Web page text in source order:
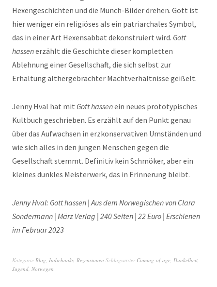
Hexengeschichten und die Munch-Bilder drehen. Gott ist
hier weniger ein religiöses als ein patriarchales Symbol,
das in einer Art Hexensabbat dekonstruiert wird. Gott
hassenerzählt die Geschichte dieser kompletten
Ablehnung einer Gesellschaft, die sich selbst zur
Erhaltung althergebrachter Machtverhältnisse geißelt.
Jenny Hval hat mit Gott hassenein neues prototypisches
Kultbuch geschrieben. Es erzählt auf den Punkt genau
über das Aufwachsen in erzkonservativen Umständen und
wie sich alles in den jungen Menschen gegen die
Gesellschaft stemmt. Definitiv kein Schmöker, aber ein
kleines dunkles Meisterwerk, das in Erinnerung bleibt.
Jenny Hval: Gott hassen |Aus dem Norwegischen von Clara
Sondermann | März Verlag | 240 Seiten | 22 Euro | Erschienen
im Februar 2023
Kategorie Blog, Indiebooks, Rezensionen Schlagwörter Coming-of-age, Dunkelheit,
Jugend, Norwegen